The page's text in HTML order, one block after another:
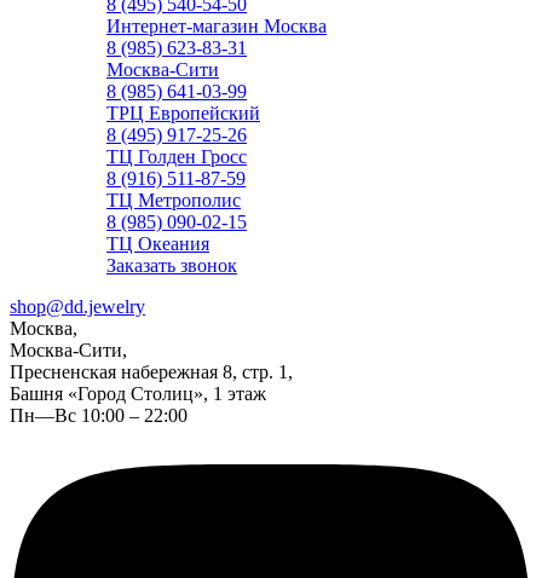
8 (495) 540-54-50
Интернет-магазин Москва
8 (985) 623-83-31
Москва-Сити
8 (985) 641-03-99
ТРЦ Европейский
8 (495) 917-25-26
ТЦ Голден Гросс
8 (916) 511-87-59
ТЦ Метрополис
8 (985) 090-02-15
ТЦ Океания
Заказать звонок
shop@dd.jewelry
Москва,
Москва-Сити,
Пресненская набережная 8, стр. 1,
Башня «Город Столиц», 1 этаж
Пн—Вс 10:00 – 22:00